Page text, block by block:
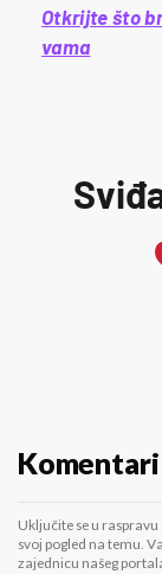
Otkrijte što
vama
Komentari
Uključite se u
svoj pogled na temu.
zajednicu našeg